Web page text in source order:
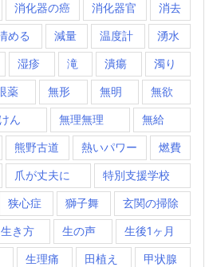
消化器の癌 消化器官 消去
める 減量 温度計 湧水
湿疹 滝 潰瘍 濁り
薬 無形 無明 無欲
ん 無理無理 無給
熊野古道 熱いパワー 燃費
爪が丈夫に 特別支援学校
狭心症 獅子舞 玄関の掃除
生き方 生の声 生後1ヶ月
生理痛 田植え 甲状腺